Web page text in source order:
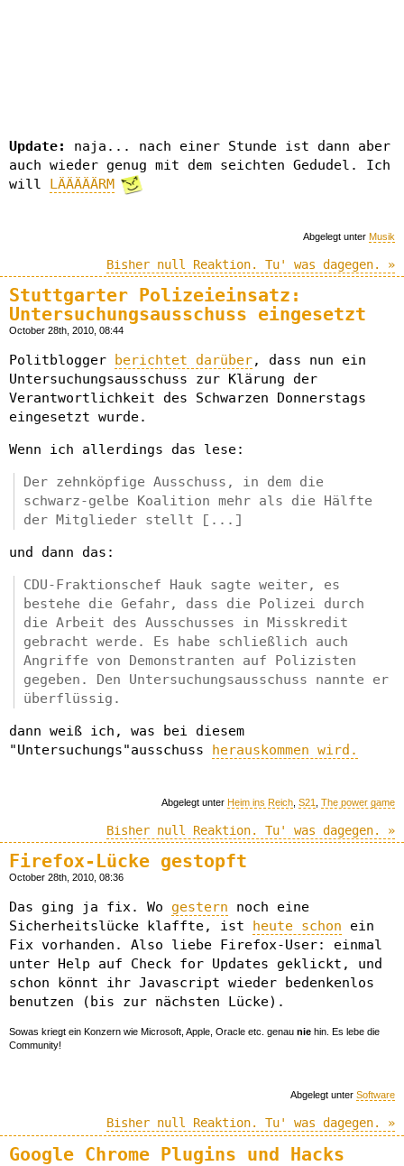
Update:
naja... nach einer Stunde ist dann aber
auch wieder genug mit dem seichten Gedudel. Ich
will LÄÄÄÄÄRM
Abgelegt unter Musik
Bisher null Reaktion. Tu' was dagegen. »
Stuttgarter Polizeieinsatz:
Untersuchungsausschuss eingesetzt
October 28th, 2010, 08:44
Politblogger berichtet darüber, dass nun ein
Untersuchungsausschuss zur Klärung der
Verantwortlichkeit des Schwarzen Donnerstags
eingesetzt wurde.
Wenn ich allerdings das lese:
Der zehnköpfige Ausschuss, in dem die
schwarz-gelbe Koalition mehr als die Hälfte
der Mitglieder stellt [...]
und dann das:
CDU-Fraktionschef Hauk sagte weiter, es
bestehe die Gefahr, dass die Polizei durch
die Arbeit des Ausschusses in Misskredit
gebracht werde. Es habe schließlich auch
Angriffe von Demonstranten auf Polizisten
gegeben. Den Untersuchungsausschuss nannte er
überflüssig.
dann weiß ich, was bei diesem
"Untersuchungs"ausschuss herauskommen wird.
Abgelegt unter Heim ins Reich S21 The power game
Bisher null Reaktion. Tu' was dagegen. »
Firefox-Lücke gestopft
October 28th, 2010, 08:36
Das ging ja fix. Wo gestern noch eine
Sicherheitslücke klaffte, ist
heute schon ein
Fix vorhanden. Also liebe Firefox-User: einmal
unter Help auf Check for Updates geklickt, und
schon könnt ihr Javascript wieder bedenkenlos
benutzen (bis zur nächsten Lücke).
Sowas kriegt ein Konzern wie Microsoft, Apple, Oracle etc. genau nie hin. Es lebe die
Community!
Abgelegt unter Software
Bisher null Reaktion. Tu' was dagegen. »
Google Chrome Plugins und Hacks